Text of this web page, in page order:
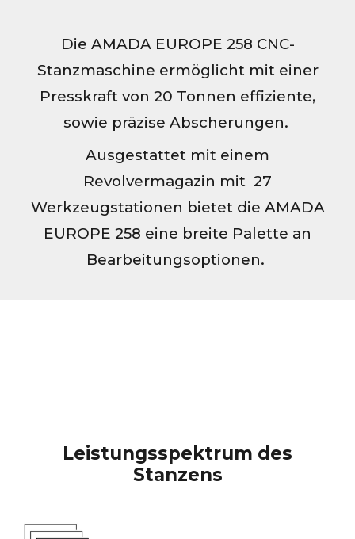
Die AMADA EUROPE 258 CNC-
Stanzmaschine ermöglicht mit einer
Presskraft von 20 Tonnen effiziente,
sowie präzise Abscherungen.
Ausgestattet mit einem
Revolvermagazin mit 27
Werkzeugstationen bietet die AMADA
EUROPE 258 eine breite Palette an
Bearbeitungsoptionen.
Leistungsspektrum des
Stanzens